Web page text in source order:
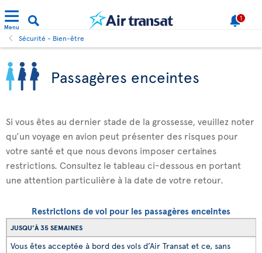
Menu
1
Sécurité - Bien-être
Passagères enceintes
Si vous êtes au dernier stade de la grossesse, veuillez noter
qu’un voyage en avion peut présenter des risques pour
votre santé et que nous devons imposer certaines
restrictions. Consultez le tableau ci-dessous en portant
une attention particulière à la date de votre retour.
Restrictions de vol pour les passagères enceintes
JUSQU’À 35 SEMAINES
Vous êtes acceptée à bord des vols d’Air Transat et ce, sans